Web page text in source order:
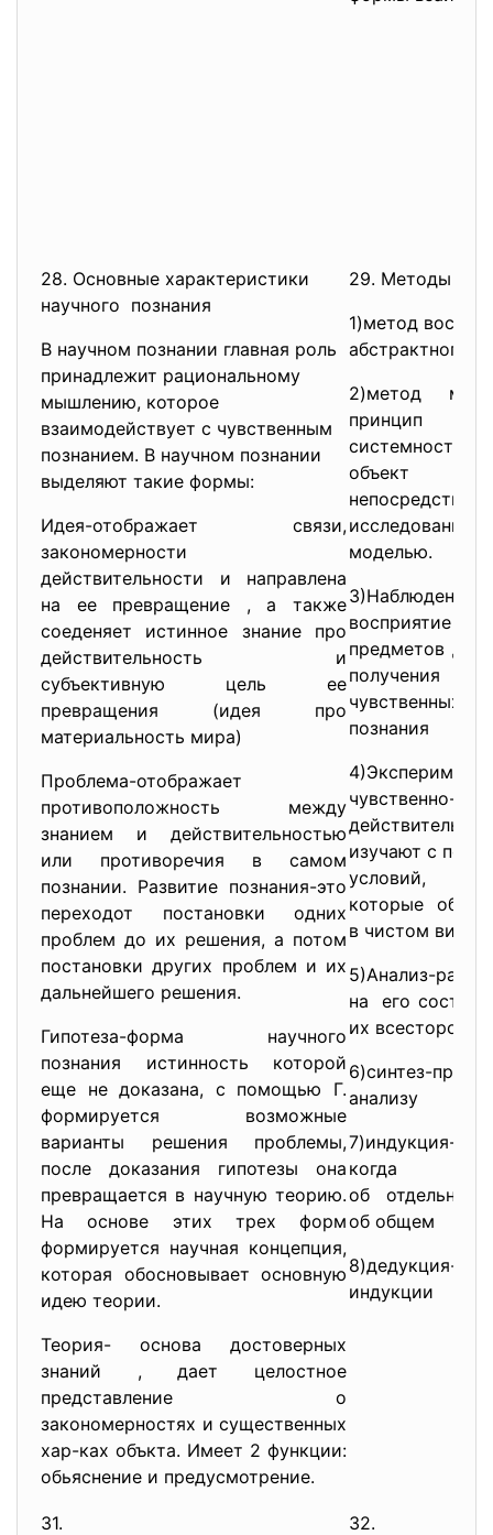
28. Основные характеристики
научного познания
В научном познании главная роль
принадлежит рациональному
мышлению, которое
взаимодействует с чувственным
познанием. В научном познании
выделяют такие формы:
Идея-отображает связи,
закономерности
действительности и направлена
на ее превращение , а также
соеденяет истинное знание про
действительность и
субъективную цель ее
превращения (идея про
материальность мира)
Проблема-отображает
противоположность между
знанием и действительностью
или противоречия в самом
познании. Развитие познания-это
переходот постановки одних
проблем до их решения, а потом
постановки других проблем и их
дальнейшего решения.
Гипотеза-форма научного
познания истинность которой
еще не доказана, с помощью Г.
формируется возможные
варианты решения проблемы,
после доказания гипотезы она
превращается в научную теорию.
На основе этих трех форм
формируется научная концепция,
которая обосновывает основную
идею теории.
Теория- основа достоверных
знаний , дает целостное
представление о
закономерностях и существенных
хар-ках объкта. Имеет 2 функции:
обьяснение и предусмотрение.
29. Методы
1)метод
абстрактного
2)метод
принцип
системности
объект
моделью.
3)Наблюдение-
восприятие
предметов
получения
чувственных
познания
чувственно-
изучают с
условий,
которые
в чистом виде
5)Анализ-
на его
их
6)синтез-
анализу
7)индукция-
когда на
об отдельном
об общем
8)дедукция-
индукции
31.
32.